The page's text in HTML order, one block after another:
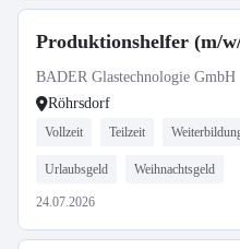
Produktionshelfer (m/
BADER Glastechnologie GmbH
Röhrsdorf
Vollzeit Teilzeit
Urlaubsgeld Weihnachtsgeld
24.07.2026